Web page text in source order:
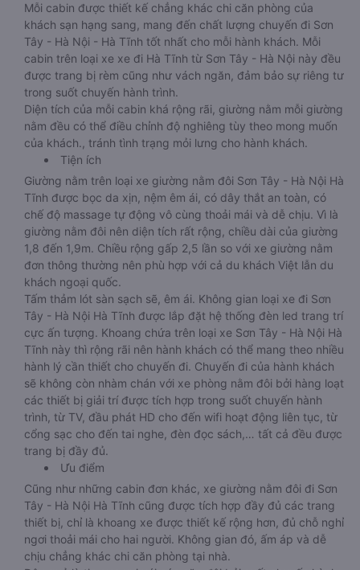
Mỗi cabin được thiết kế chẳng khác chi căn phòng của
khách sạn hạng sang, mang đến chất lượng chuyến đi Sơn
Tây - Hà Nội - Hà Tĩnh tốt nhất cho mỗi hành khách. Mỗi
cabin trên loại xe xe đi Hà Tĩnh từ Sơn Tây - Hà Nội này đều
được trang bị rèm cũng như vách ngăn, đảm bảo sự riêng tư
trong suốt chuyến hành trình.
Diện tích của mỗi cabin khá rộng rãi, giường nằm mỗi giường
nằm đều có thể điều chỉnh độ nghiêng tùy theo mong muốn
của khách., tránh tình trạng mỏi lưng cho hành khách.
Tiện ích
Giường nằm trên loại xe giường nằm đôi Sơn Tây - Hà Nội Hà
Tĩnh được bọc da xịn, nệm êm ái, có dây thắt an toàn, có
chế độ massage tự động vô cùng thoải mái và dễ chịu. Vì là
giường nằm đôi nên diện tích rất rộng, chiều dài của giường
1,8 đến 1,9m. Chiều rộng gấp 2,5 lần so với xe giường nằm
đơn thông thường nên phù hợp với cả du khách Việt lẫn du
khách ngoại quốc.
Tấm thảm lót sàn sạch sẽ, êm ái. Không gian loại xe đi Sơn
Tây - Hà Nội Hà Tĩnh được lắp đặt hệ thống đèn led trang trí
cực ấn tượng. Khoang chứa trên loại xe Sơn Tây - Hà Nội Hà
Tĩnh này thì rộng rãi nên hành khách có thể mang theo nhiều
hành lý cần thiết cho chuyến đi. Chuyến đi của hành khách
sẽ không còn nhàm chán với xe phòng nằm đôi bởi hàng loạt
các thiết bị giải trí được tích hợp trong suốt chuyến hành
trình, từ TV, đầu phát HD cho đến wifi hoạt động liên tục, từ
cổng sạc cho đến tai nghe, đèn đọc sách,… tất cả đều được
trang bị đầy đủ.
Ưu điểm
Cũng như những cabin đơn khác, xe giường nằm đôi đi Sơn
Tây - Hà Nội Hà Tĩnh cũng được tích hợp đầy đủ các trang
thiết bị, chỉ là khoang xe được thiết kế rộng hơn, đủ chỗ nghỉ
ngơi thoải mái cho hai người. Không gian đó, ấm áp và dễ
chịu chẳng khác chi căn phòng tại nhà.